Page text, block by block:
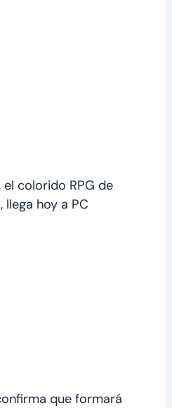
colorido RPG de
llega hoy a PC
que formará